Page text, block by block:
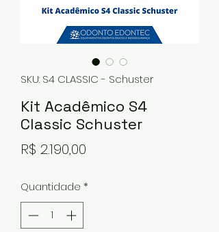
SKU: S4 CLASSIC - Schuster
Kit Acadêmico S4
Classic Schuster
R$ 2.190,00
Quantidade *